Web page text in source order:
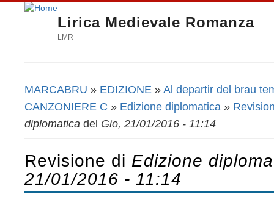
Lirica Medievale Romanza
LMR
Tu sei qui
MARCABRU » EDIZIONE » Al departir del brau
CANZONIERE C » Edizione diplomatica »
diplomatica del Gio, 21/01/2016 - 11:14
Revisione di Edizione
21/01/2016 - 11:14